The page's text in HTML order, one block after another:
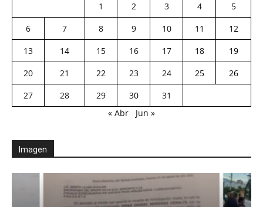
1 2 3 4
5
6
7 8 9 10 11
12
13
14 15 16 17 18
19
20
21 22 23 24 25
26
27
28 29 30
31
« Abr
Jun »
Imagen